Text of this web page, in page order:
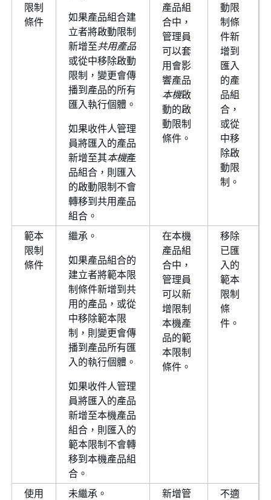
限制
條件
如果產品組合建
立者將啟動限制
新增至共用產品
或從中移除啟動
限制，變更會傳
播到產品的所有
匯入執行個體。
如果收件人管理
員將匯入的產品
新增至其本機產
品組合，則匯入
的啟動限制不會
轉移到共用產品
組合。
產品組
合中，
管理員
可以套
用會影
響產品
本機啟
動的啟
動限制
條件。
動限
制條
件新
增到
匯入
的產
品組
合，
或從
中移
除啟
動限
制。
範本
限制
條件
繼承。
如果產品組合的
建立者將範本限
制條件新增到共
用的產品，或從
中移除範本限
制，則變更會傳
播到產品所有匯
入的執行個體。
如果收件人管理
員將匯入的產品
新增至本機產品
組合，則匯入的
範本限制不會轉
移到本機產品組
合。
在本機
產品組
合中，
管理員
可以新
增限制
本機產
品的範
本限制
條件。
移除
已匯
入的
範本
限制
條
件。
使用
未繼承。
新增管
不適